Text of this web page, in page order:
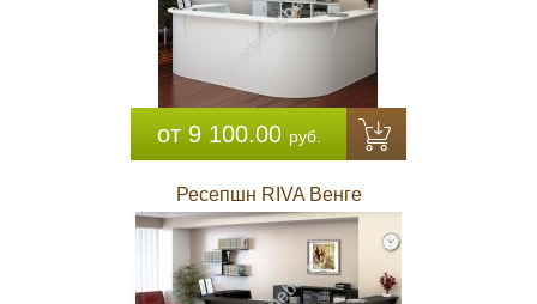
от 9 100.00 руб.
Ресепшн RIVA Венге